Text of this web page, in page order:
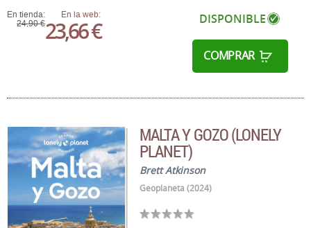
En tienda:
24,90 €
En la web:
23,66 € DISPONIBLE
COMPRAR
MALTA Y GOZO (LONELY
PLANET)
Brett Atkinson
Geoplaneta (2024)